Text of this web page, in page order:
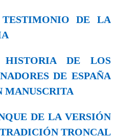
DE LA
DE LOS
DE ESPAÑA
MANUSCRITA
DE LA VERSIÓN
TRONCAL